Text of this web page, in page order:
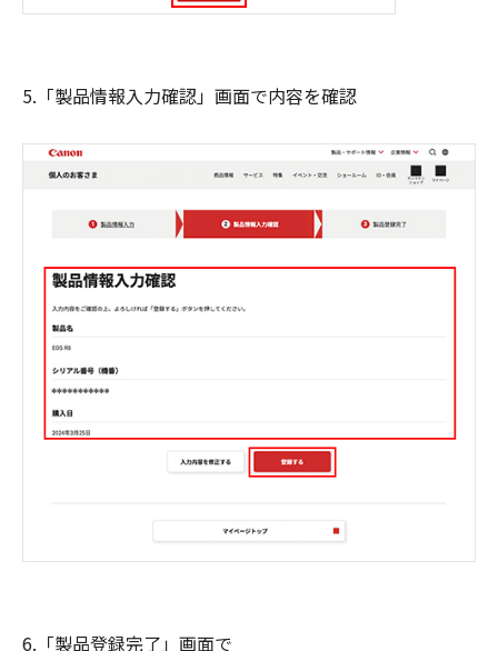
5.「製品情報入力確認」画面で内容を確認
6.「製品登録完了」画面で